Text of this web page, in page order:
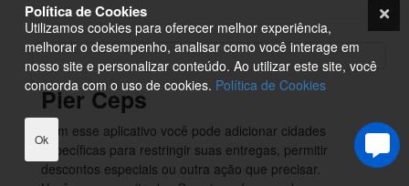
Pier Ceps
Com esse aplicativo você pode adicionar cidades
específicas para restringir suas entregas, permitir
descontos especiais ou outra ação que precisar.
Política de Cookies
Utilizamos cookies para oferecer melhor experiência,
melhorar o desempenho, analisar como você interage em
nosso site e personalizar conteúdo. Ao utilizar este site, você
concorda com o uso de cookies. Política de Cookies
Ok